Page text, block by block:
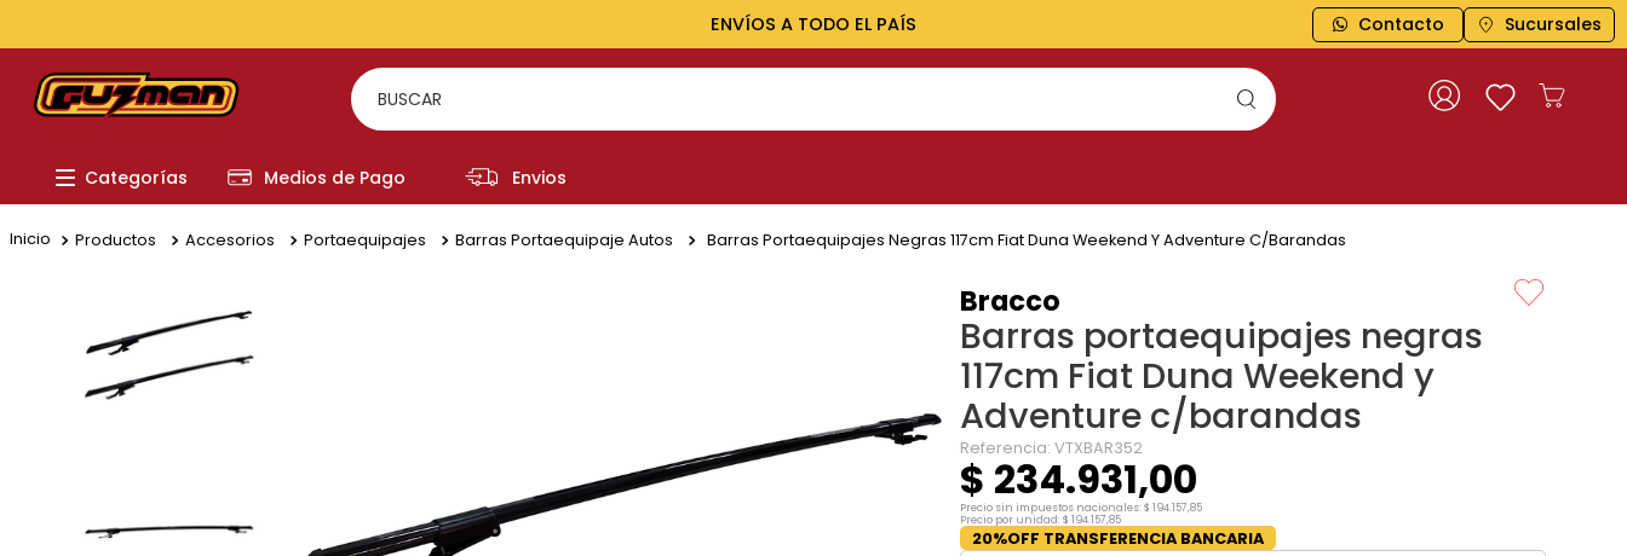
ENVÍOS A TODO EL PAÍS Contacto Sucursales
BUSCAR
Categorías Medios de Pago Envios
Productos Accesorios Portaequipajes Barras Portaequipaje Autos Barras Portaequipajes Negras 117cm Fiat Duna Weekend Y Adventure C/barandas
Bracco
Barras portaequipajes negras
117cm Fiat Duna Weekend y
Adventure c/barandas
Referencia: VTXBAR352
$ 234.931,00
Precio sin impuestos nacionales:$ 194.157,85
Precio por unidad:$ 194.157,85
20%OFF TRANSFERENCIA BANCARIA
2.
renault